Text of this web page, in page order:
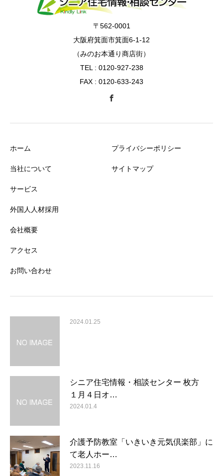
〒562-0001
大阪府箕面市箕面6-1-12
（みのお本通り商店街）
TEL : 0120-927-238
FAX : 0120-633-243
ホーム
当社について
サービス
外国人人材採用
会社概要
アクセス
お問い合わせ
プライバシーポリシー
サイトマップ
2024.01.25
シニア住宅情報・相談センター 枚方
１月４日オ…
2024.01.4
介護予防教室「いきいき元気倶楽部」に
て老人ホー…
2023.11.16